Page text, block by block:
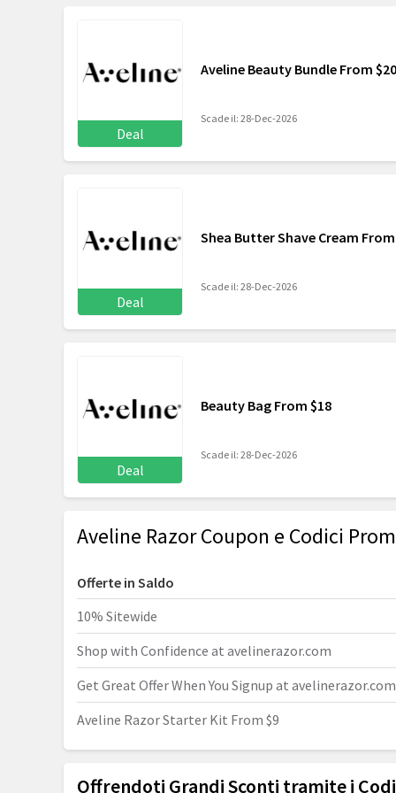
Deal
Aveline Beauty Bundle From $20
Scade il: 28-Dec-2026
Deal
Shea Butter Shave Cream
Scade il: 28-Dec-2026
Deal
Beauty Bag From $18
Scade il: 28-Dec-2026
Aveline Razor Coupon e Codici
Offerte in Saldo
10% Sitewide
Shop with Confidence at avelinerazor.com
Get Great Offer When You Signup at avelinerazor.com
Aveline Razor Starter Kit From $9
Offrendoti Grandi Sconti tramite i